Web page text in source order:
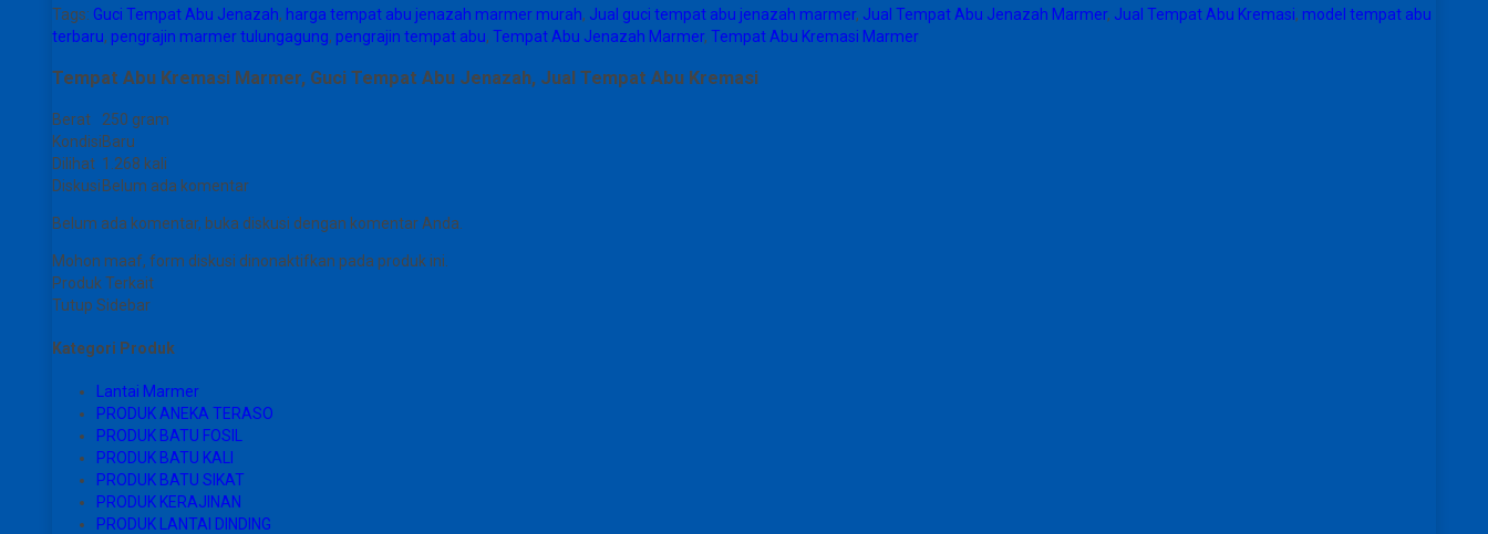
Tags: Guci Tempat Abu Jenazah, harga tempat abu jenazah marmer murah, Jual guci tempat abu jenazah marmer, Jual Tempat Abu Jenazah Marmer, Jual Tempat Abu Kremasi, model tempat abu
terbaru, pengrajin marmer tulungagung, pengrajin tempat abu, Tempat Abu Jenazah Marmer, Tempat Abu Kremasi Marmer
Tempat Abu Kremasi Marmer, Guci Tempat Abu Jenazah, Jual Tempat Abu Kremasi
Berat
250 gram
KondisiBaru
Dilihat 1.268 kali
Diskusi Belum ada komentar
Belum ada komentar, buka diskusi dengan komentar Anda.
Mohon maaf, form diskusi dinonaktifkan pada produk ini.
Produk Terkait
Tutup Sidebar
Kategori Produk
Lantai Marmer
PRODUK ANEKA TERASO
PRODUK BATU FOSIL
PRODUK BATU KALI
PRODUK BATU SIKAT
PRODUK KERAJINAN
PRODUK LANTAI DINDING